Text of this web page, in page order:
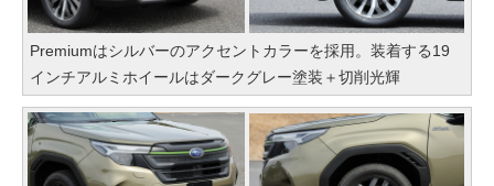
Premiumはシルバーのアクセントカラーを採用。装着する19
インチアルミホイールはダークグレー塗装＋切削光輝